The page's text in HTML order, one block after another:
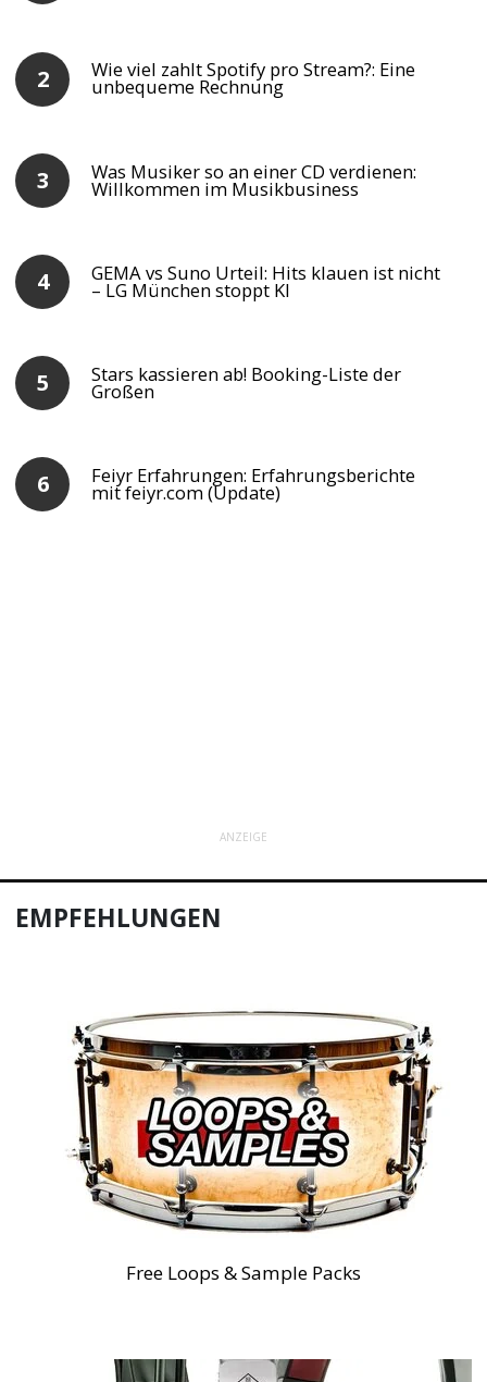
Wie viel zahlt Spotify pro Stream?: Eine
unbequeme Rechnung
Was Musiker so an einer CD verdienen:
Willkommen im Musikbusiness
GEMA vs Suno Urteil: Hits klauen ist nicht
– LG München stoppt KI
Stars kassieren ab! Booking-Liste der
Großen
Feiyr Erfahrungen: Erfahrungsberichte
mit feiyr.com (Update)
ANZEIGE
EMPFEHLUNGEN
Free Loops & Sample Packs